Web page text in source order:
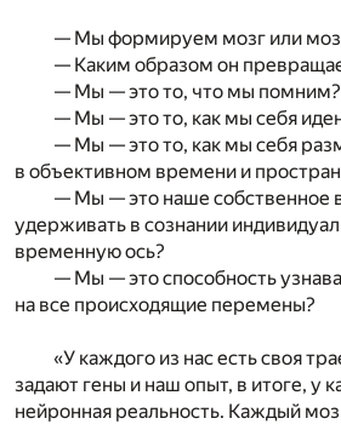
— Мы формируем мозг или
— Каким образом он
— Мы — это то, что мы помним?
— Мы — это то, как мы себя
— Мы — это то, как мы себя
в объективном времени и
— Мы — это наше собственное
удерживать в сознании
временную ось?
— Мы — это способность
на все происходящие перемены?
«У каждого из нас есть своя
задают гены и наш опыт, в итоге, у
нейронная реальность. Каждый